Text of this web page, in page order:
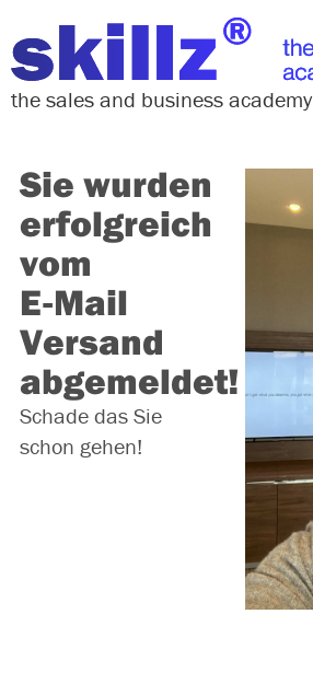
the sales and business academy
Sie wurden
erfolgreich
vom
E‑Mail
Versand
abgemeldet!
Schade das Sie
schon gehen!